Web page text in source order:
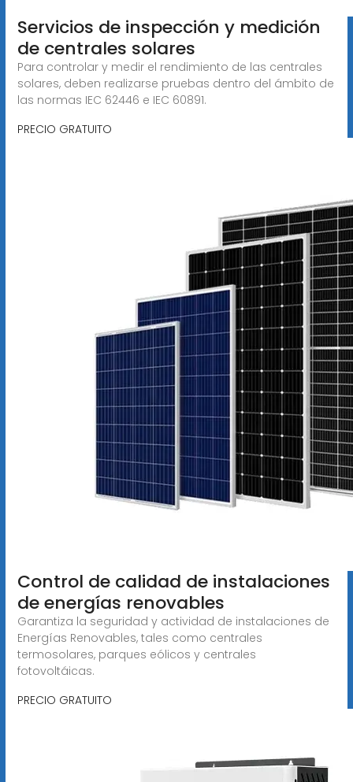
Servicios de inspección y medición
de centrales solares
Para controlar y medir el rendimiento de las centrales
solares, deben realizarse pruebas dentro del ámbito de
las normas IEC 62446 e IEC 60891.
PRECIO GRATUITO
Control de calidad de instalaciones
de energías renovables
Garantiza la seguridad y actividad de instalaciones de
Energías Renovables, tales como centrales
termosolares, parques eólicos y centrales
fotovoltáicas.
PRECIO GRATUITO